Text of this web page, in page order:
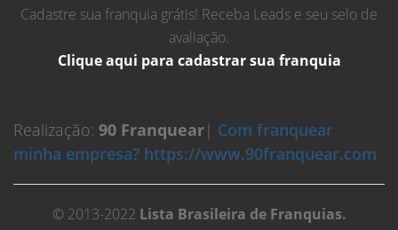
Cadastre sua franquia grátis! Receba Leads e seu selo de
avaliação.
Clique aqui para cadastrar sua franquia
Realização: 90 Franquear| Com franquear
minha empresa? https://www.90franquear.com
© 2013-2022 Lista Brasileira de Franquias.